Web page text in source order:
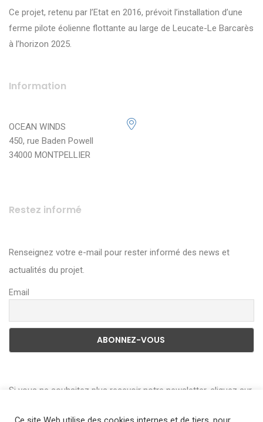
Ce projet, retenu par l’Etat en 2016, prévoit l’installation d’une
ferme pilote éolienne flottante au large de Leucate-Le Barcarès
à l’horizon 2025.
Information
OCEAN WINDS
450, rue Baden Powell
34000 MONTPELLIER
Restez informé
Renseignez votre e-mail pour rester informé des news et
actualités du projet.
Email
Si vous ne souhaitez plus recevoir notre newsletter, cliquez sur